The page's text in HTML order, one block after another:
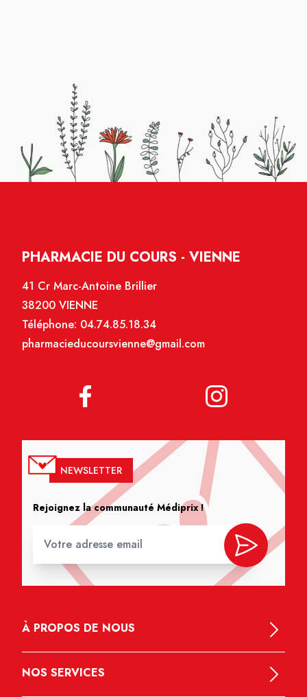
PHARMACIE DU COURS - VIENNE
41 Cr Marc-Antoine Brillier
38200 VIENNE
Téléphone: 04.74.85.18.34
pharmacieducoursvienne@gmail.com
NEWSLETTER
Rejoignez la communauté Médiprix !
À PROPOS DE NOUS
NOS SERVICES